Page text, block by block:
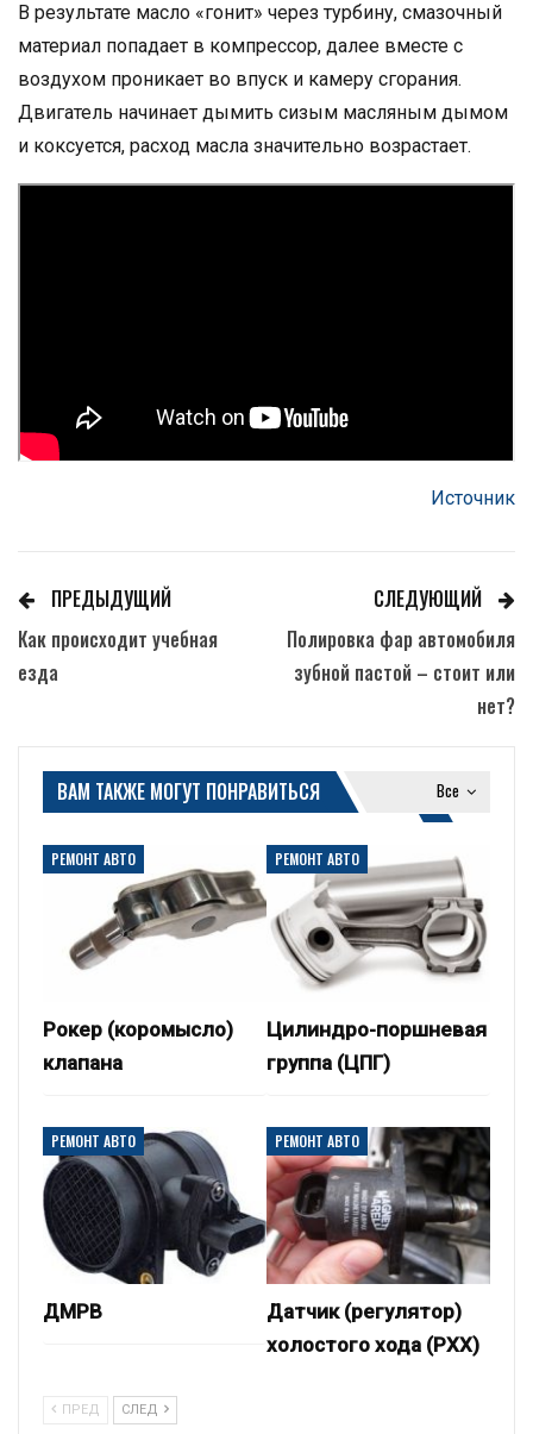
В результате масло «гонит» через турбину, смазочный
материал попадает в компрессор, далее вместе с
воздухом проникает во впуск и камеру сгорания.
Двигатель начинает дымить сизым масляным дымом
и коксуется, расход масла значительно возрастает.
Источник
ПРЕДЫДУЩИЙ
Как происходит учебная
езда
СЛЕДУЮЩИЙ
Полировка фар автомобиля
зубной пастой – стоит или
нет?
Все
ВАМ ТАКЖЕ МОГУТ ПОНРАВИТЬСЯ
РЕМОНТ АВТО
Рокер (коромысло)
клапана
РЕМОНТ АВТО
Цилиндро-поршневая
группа (ЦПГ)
РЕМОНТ АВТО
ДМРВ
РЕМОНТ АВТО
Датчик (регулятор)
холостого хода (РХХ)
ПРЕД СЛЕД